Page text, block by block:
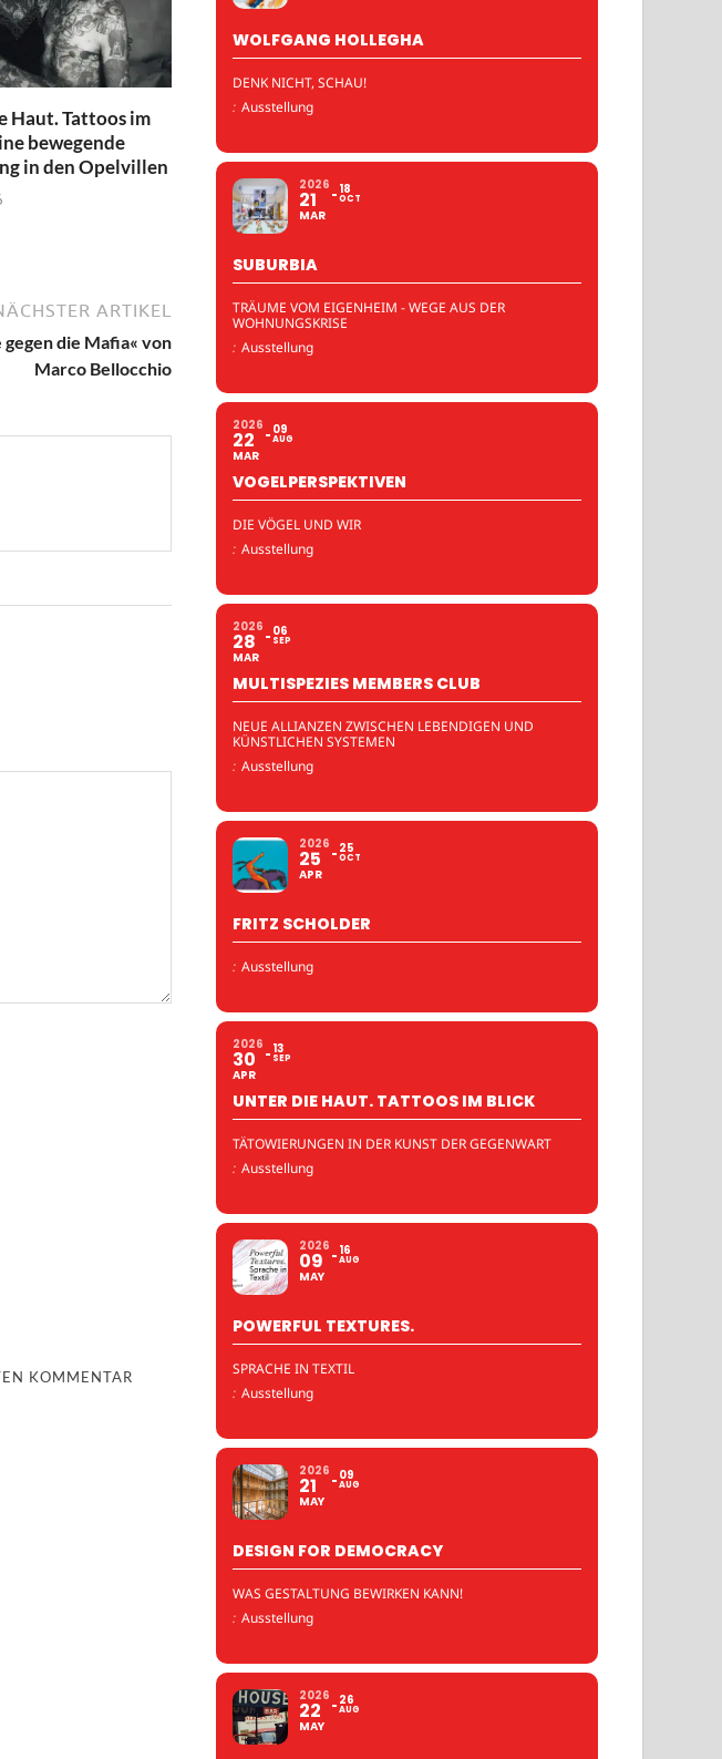
Haut. Tattoos im
bewegende
in den Opelvillen
ARTIKEL
die Mafia« von
Marco Bellocchio
KOMMENTAR
WOLFGANG HOLLEGHA
DENK NICHT, SCHAU!
: Ausstellung
2026
21
MAR
18
OCT
SUBURBIA
TRÄUME VOM EIGENHEIM - WEGE AUS DER
WOHNUNGSKRISE
: Ausstellung
2026
22
MAR
09
AUG
VOGELPERSPEKTIVEN
DIE VÖGEL UND WIR
: Ausstellung
2026
28
MAR
06
SEP
MULTISPEZIES MEMBERS CLUB
NEUE ALLIANZEN ZWISCHEN LEBENDIGEN UND
KÜNSTLICHEN SYSTEMEN
: Ausstellung
2026
25
APR
25
OCT
FRITZ SCHOLDER
: Ausstellung
2026
30
APR
13
SEP
UNTER DIE HAUT. TATTOOS IM BLICK
TÄTOWIERUNGEN IN DER KUNST DER GEGENWART
: Ausstellung
2026
09
MAY
16
AUG
POWERFUL TEXTURES.
SPRACHE IN TEXTIL
: Ausstellung
2026
21
MAY
09
AUG
DESIGN FOR DEMOCRACY
WAS GESTALTUNG BEWIRKEN KANN!
: Ausstellung
2026
22
MAY
26
AUG